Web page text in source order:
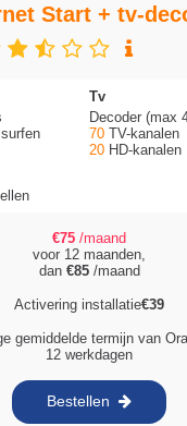
Start + tv-
surfen
Tv
Decoder (max
70 TV-kanalen
20 HD-kanalen
€75 /maand
voor 12 maanden,
dan €85/maand
Activering installatie€39
gemiddelde termijn van
12 werkdagen
Bestellen